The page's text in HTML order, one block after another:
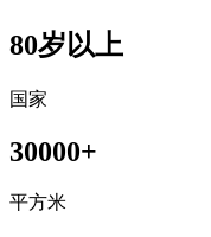
80岁以上
国家
30000+
平方米